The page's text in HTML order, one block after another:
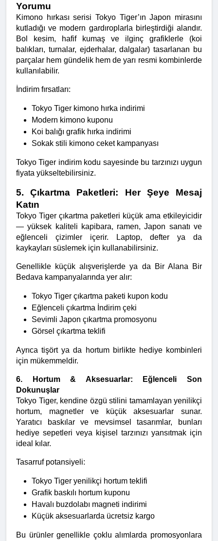
Yorumu
Kimono hırkası serisi Tokyo Tiger’ın Japon mirasını
kutladığı ve modern gardıroplarla birleştirdiği alandır.
Bol kesim, hafif kumaş ve ilginç grafiklerle (koi
balıkları, turnalar, ejderhalar, dalgalar) tasarlanan bu
parçalar hem gündelik hem de yarı resmi kombinlerde
kullanılabilir.
İndirim fırsatları:
Tokyo Tiger kimono hırka indirimi
Modern kimono kuponu
Koi balığı grafik hırka indirimi
Sokak stili kimono ceket kampanyası
Tokyo Tiger indirim kodu sayesinde bu tarzınızı uygun
fiyata yükseltebilirsiniz.
5. Çıkartma Paketleri: Her Şeye Mesaj
Katın
Tokyo Tiger çıkartma paketleri küçük ama etkileyicidir
— yüksek kaliteli kapibara, ramen, Japon sanatı ve
eğlenceli çizimler içerir. Laptop, defter ya da
kaykayları süslemek için kullanabilirsiniz.
Genellikle küçük alışverişlerde ya da Bir Alana Bir
Bedava kampanyalarında yer alır:
Tokyo Tiger çıkartma paketi kupon kodu
Eğlenceli çıkartma İndirim çeki
Sevimli Japon çıkartma promosyonu
Görsel çıkartma teklifi
Ayrıca tişört ya da hortum birlikte hediye kombinleri
için mükemmeldir.
6. Hortum & Aksesuarlar: Eğlenceli Son
Dokunuşlar
Tokyo Tiger, kendine özgü stilini tamamlayan yenilikçi
hortum, magnetler ve küçük aksesuarlar sunar.
Yaratıcı baskılar ve mevsimsel tasarımlar, bunları
hediye sepetleri veya kişisel tarzınızı yansıtmak için
ideal kılar.
Tasarruf potansiyeli:
Tokyo Tiger yenilikçi hortum teklifi
Grafik baskılı hortum kuponu
Havalı buzdolabı magneti indirimi
Küçük aksesuarlarda ücretsiz kargo
Bu ürünler genellikle çoklu alımlarda promosyonlara